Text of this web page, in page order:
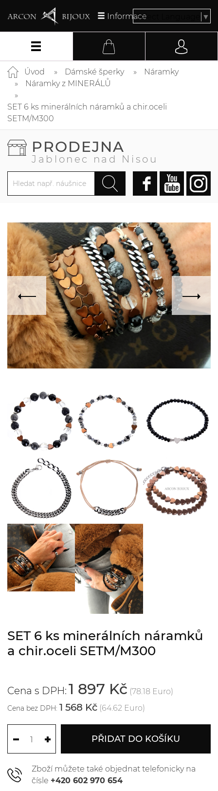
InformaceSelect Language ▼
Úvod Dámské šperky
Náramky
Náramky z MINERÁLŮ
SET 6 ks minerálních náramků a chir.oceli
SETM/M300
PRODEJNA
Jablonec nad Nisou
SET 6 ks minerálních náramků
a chir.oceli SETM/M300
Cena s DPH: 1 897 Kč (78.18 Euro)
Cena bez DPH: 1 568 Kč (64.62 Euro)
PŘIDAT DO KOŠÍKU
Zboží můžete také objednat telefonicky na
čísle +420 602 970 654